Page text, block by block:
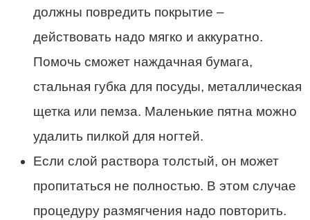
должны повредить покрытие –
действовать надо мягко и аккуратно.
Помочь сможет наждачная бумага,
стальная губка для посуды, металлическая
щетка или пемза. Маленькие пятна можно
удалить пилкой для ногтей.
Если слой раствора толстый, он может
пропитаться не полностью. В этом случае
процедуру размягчения надо повторить.